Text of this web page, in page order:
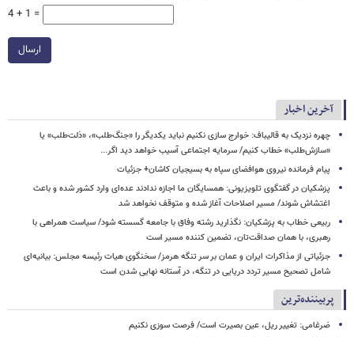
4 + 1 =
ارسال
آخرین اخبار
چهره نزدیک به قالیباف: خوارج سازی نکنیم نباید یکدیگر را «جنگ‌طلب»، «ذلت‌طلب» یا
«سازش‌طلب» خطاب کنیم/ سرمایه اجتماعی آسیب خواهد دید اگر...
پیام فرمانده نیروی هوافضای سپاه به بسیجیان کاشان+ جزئیات
پزشکیان در گفتگوی تلویزیونی: همسایگان ما اجازه ندادند عده‌ای وارد کشور شده و باعث
اغتشاش شوند/ مسیر اصلاحات آغاز شده و متوقف نخواهد شد
ربیعی خطاب به پزشکیان: نگذارید رشته وفاق با جامعه گسسته شود/ سیاست همراهی با
رهبری، با همان صداقت‌تان، تضمین کننده مسیر است
جزئیاتی از مذاکرات ایران و عمان بر سر تنگه هرمز/ سخنگوی هیات رئیسه مجلس: بیانیه‌ای
شامل تصحیح مسیر تردد دریایی در تنگه، در آستانه نهایی شدن است
پربیننده‌ترین
ضرغامی: تغییر ریل، عین بصیرت است/ فرصت سوزی نکنیم